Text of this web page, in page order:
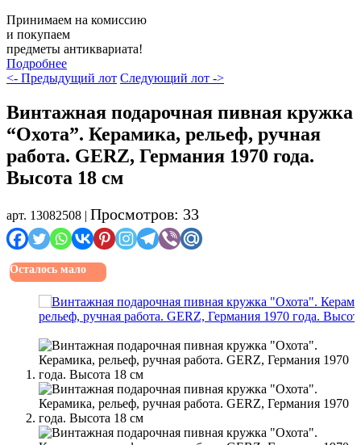
Принимаем на комиссию
и покупаем
предметы антиквариата!
Подробнее
<- Предыдущий лот Следующий лот ->
Винтажная подарочная пивная кружка
“Охота”. Керамика, рельеф, ручная
работа. GERZ, Германия 1970 года.
Высота 18 см
арт. 13082508 | Просмотров: 33
Осталось мало